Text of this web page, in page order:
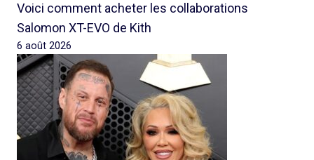
Voici comment acheter les collaborations
Salomon XT-EVO de Kith
6 août 2026